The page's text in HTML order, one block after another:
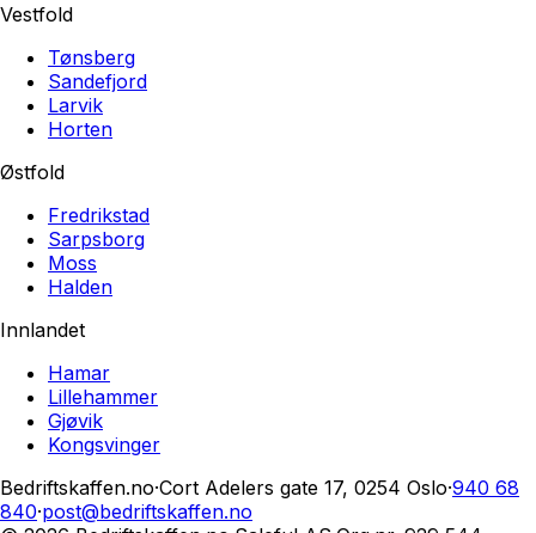
Vestfold
Tønsberg
Sandefjord
Larvik
Horten
Østfold
Fredrikstad
Sarpsborg
Moss
Halden
Innlandet
Hamar
Lillehammer
Gjøvik
Kongsvinger
Bedriftskaffen.no·Cort Adelers gate 17, 0254 Oslo·940 68
840·post@bedriftskaffen.no